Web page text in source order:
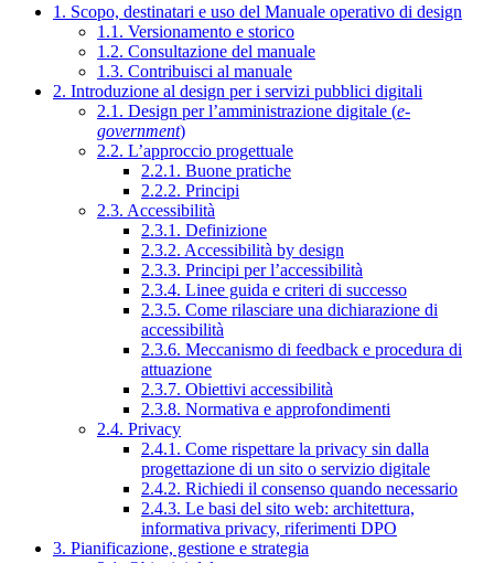
1. Scopo, destinatari e uso del Manuale operativo di design
1.1. Versionamento e storico
1.2. Consultazione del manuale
1.3. Contribuisci al manuale
2. Introduzione al design per i servizi pubblici digitali
2.1. Design per l’amministrazione digitale (e-
government)
2.2. L’approccio progettuale
2.2.1. Buone pratiche
2.2.2. Principi
2.3. Accessibilità
2.3.1. Definizione
2.3.2. Accessibilità by design
2.3.3. Principi per l’accessibilità
2.3.4. Linee guida e criteri di successo
2.3.5. Come rilasciare una dichiarazione di
accessibilità
2.3.6. Meccanismo di feedback e procedura di
attuazione
2.3.7. Obiettivi accessibilità
2.3.8. Normativa e approfondimenti
2.4. Privacy
2.4.1. Come rispettare la privacy sin dalla
progettazione di un sito o servizio digitale
2.4.2. Richiedi il consenso quando necessario
2.4.3. Le basi del sito web: architettura,
informativa privacy, riferimenti DPO
3. Pianificazione, gestione e strategia